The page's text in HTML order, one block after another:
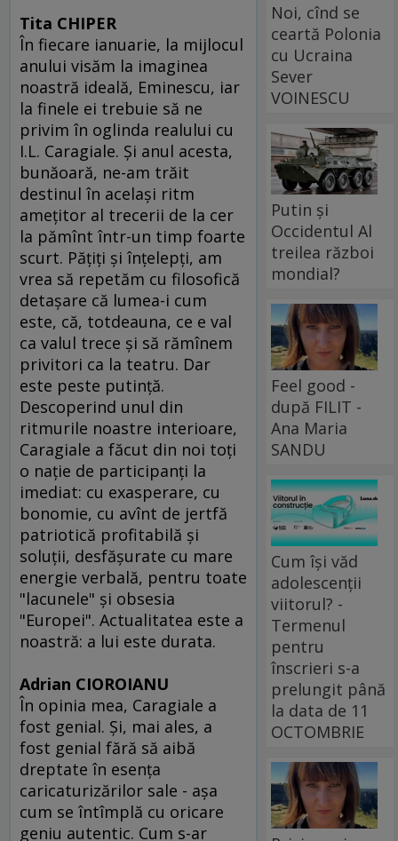
Tita CHIPER
În fiecare ianuarie, la mijlocul
anului visăm la imaginea
noastră ideală, Eminescu, iar
la finele ei trebuie să ne
privim în oglinda realului cu
I.L. Caragiale. Şi anul acesta,
bunăoară, ne-am trăit
destinul în acelaşi ritm
ameţitor al trecerii de la cer
la pămînt într-un timp foarte
scurt. Păţiţi şi înţelepţi, am
vrea să repetăm cu filosofică
detaşare că lumea-i cum
este, că, totdeauna, ce e val
ca valul trece şi să rămînem
privitori ca la teatru. Dar
este peste putinţă.
Descoperind unul din
ritmurile noastre interioare,
Caragiale a făcut din noi toţi
o naţie de participanţi la
imediat: cu exasperare, cu
bonomie, cu avînt de jertfă
patriotică profitabilă şi
soluţii, desfăşurate cu mare
energie verbală, pentru toate
"lacunele" şi obsesia
"Europei". Actualitatea este a
noastră: a lui este durata.
Adrian CIOROIANU
În opinia mea, Caragiale a
fost genial. Şi, mai ales, a
fost genial fără să aibă
dreptate în esenţa
caricaturizărilor sale - aşa
cum se întîmplă cu oricare
geniu autentic. Cum s-ar
Noi, cînd se
ceartă Polonia
cu Ucraina
Sever
VOINESCU
Putin și
Occidentul Al
treilea război
mondial?
Feel good -
după FILIT -
Ana Maria
SANDU
Cum își văd
adolescenții
viitorul? -
Termenul
pentru
înscrieri s-a
prelungit până
la data de 11
OCTOMBRIE